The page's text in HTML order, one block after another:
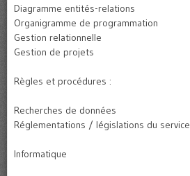
Diagramme entités-relations
Organigramme de programmation
Gestion relationnelle
Gestion de projets
Règles et procédures :
Recherches de données
Réglementations / législations du service
Informatique